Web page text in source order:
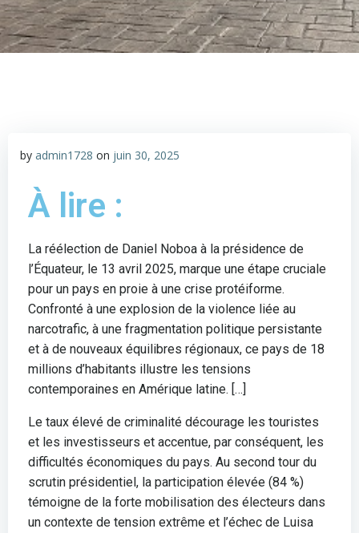
by admin1728 on juin 30, 2025
À lire :
La réélection de Daniel Noboa à la présidence de
l’Équateur, le 13 avril 2025, marque une étape cruciale
pour un pays en proie à une crise protéiforme.
Confronté à une explosion de la violence liée au
narcotrafic, à une fragmentation politique persistante
et à de nouveaux équilibres régionaux, ce pays de 18
millions d’habitants illustre les tensions
contemporaines en Amérique latine. […]
Le taux élevé de criminalité décourage les touristes
et les investisseurs et accentue, par conséquent, les
difficultés économiques du pays. Au second tour du
scrutin présidentiel, la participation élevée (84 %)
témoigne de la forte mobilisation des électeurs dans
un contexte de tension extrême et l’échec de Luisa